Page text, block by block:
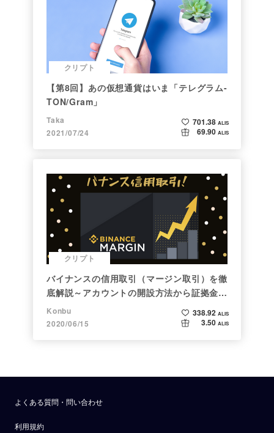
クリプト
【第8回】あの仮想通貨はいま「テレグラム-
TON/Gram」
Taka
2021/07/24
701.38 ALIS
69.90 ALIS
クリプト
バイナンスの信用取引（マージン取引）を徹
底解説～アカウントの開設方法から証拠金計
算例まで～
Konbu
2020/06/15
338.92 ALIS
3.50 ALIS
よくある質問・問い合わせ
利用規約